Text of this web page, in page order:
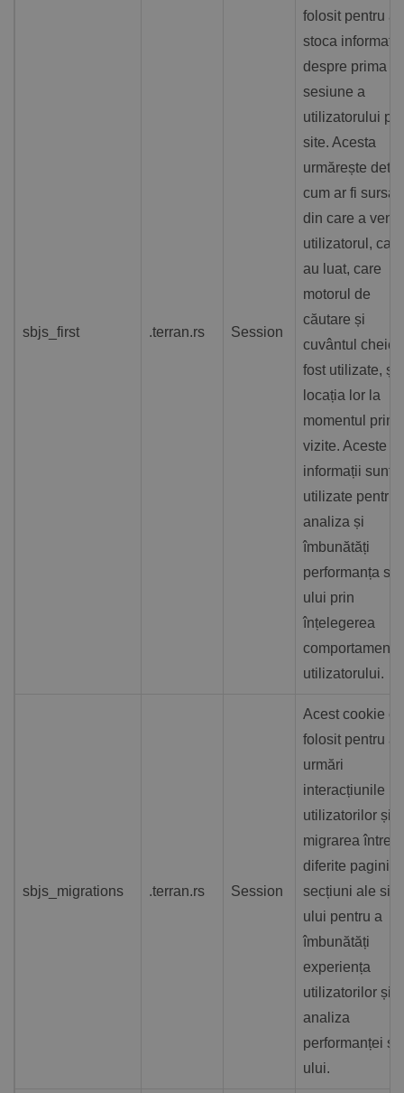
sbjs_first .terran.rs Session
folosit pentru a
stoca informații
despre prima
sesiune a
utilizatorului pe
site. Acesta
urmărește
cum ar fi sursa
din care a venit
utilizatorul,
au luat, care
motorul de
căutare și
cuvântul cheie
fost utilizate, și
locația lor la
momentul
vizite. Aceste
informații sunt
utilizate pentru
analiza și
îmbunătăți
performanța
ului prin
înțelegerea
utilizatorului.
sbjs_migrations .terran.rs Session
Acest cookie
folosit pentru a
urmări
interacțiunile
utilizatorilor și
migrarea între
diferite pagini
secțiuni ale
ului pentru a
îmbunătăți
experiența
utilizatorilor și
analiza
performanței
ului.